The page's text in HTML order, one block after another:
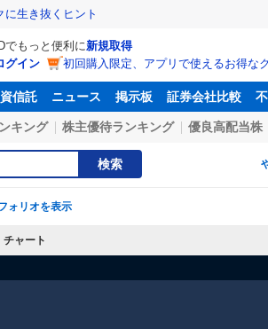
生き抜くヒント
IDでもっと便利に新規取得
グイン
初回購入限定、アプリで使えるお得な
信託 ニュース 掲示板 証券会社比較
キング 株主優待ランキング 優良高配当株
検索
ォリオを表示
チャート